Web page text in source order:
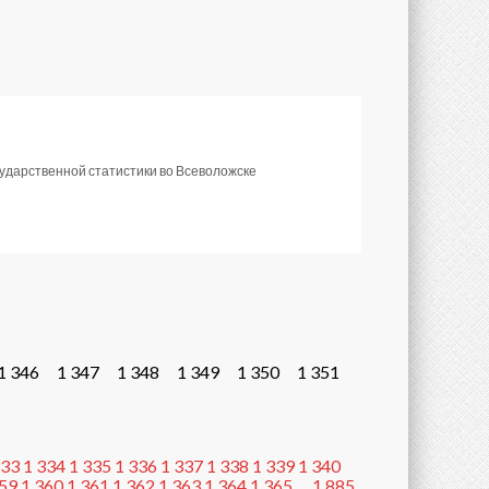
статистики во Всеволожске
346 1 347 1 348 1 349 1 350 1 351
1 334 1 335 1 336 1 337 1 338 1 339 1 340